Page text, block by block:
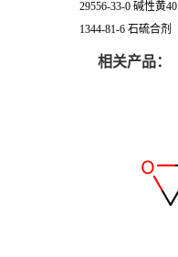
29556-33-0 碱性黄40
1344-81-6 石硫合剂
相关产品：